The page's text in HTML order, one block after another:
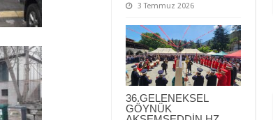
3 Temmuz 2026
36.GELENEKSEL
GÖYNÜK